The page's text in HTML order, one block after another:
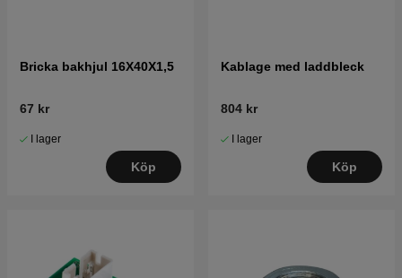
Bricka bakhjul 16X40X1,5
67 kr
I lager
Köp
Kablage med laddbleck
804 kr
I lager
Köp